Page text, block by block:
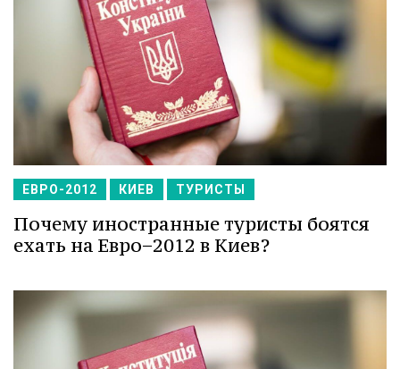
ЕВРО-2012 КИЕВ ТУРИСТЫ
Почему иностранные туристы боятся
ехать на Евро−2012 в Киев?